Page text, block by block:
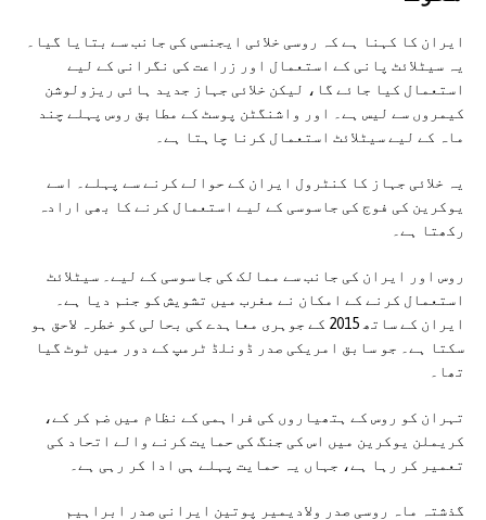
ایران کا کہنا ہے کہ روسی خلائی ایجنسی کی جانب سے بتایا گیا۔
یہ سیٹلائٹ پانی کے استعمال اور زراعت کی نگرانی کے لیے
استعمال کیا جائے گا، لیکن خلائی جہاز جدید ہائی ریزولوشن
کیمروں سے لیس ہے۔ اور واشنگٹن پوسٹ کے مطابق روس پہلے چند
ماہ کے لیے سیٹلائٹ استعمال کرنا چاہتا ہے۔
یہ خلائی جہاز کا کنٹرول ایران کے حوالے کرنے سے پہلے۔ اسے
یوکرین کی فوج کی جاسوسی کے لیے استعمال کرنے کا بھی ارادہ
رکھتا ہے۔
روس اور ایران کی جانب سے ممالک کی جاسوسی کے لیے۔ سیٹلائٹ
استعمال کرنے کے امکان نے مغرب میں تشویش کو جنم دیا ہے۔
ایران کے ساتھ 2015 کے جوہری معاہدے کی بحالی کو خطرہ لاحق ہو
سکتا ہے۔ جو سابق امریکی صدر ڈونلڈ ٹرمپ کے دور میں ٹوٹ گیا
تھا۔
تہران کو روس کے ہتھیاروں کی فراہمی کے نظام میں ضم کر کے،
کریملن یوکرین میں اس کی جنگ کی حمایت کرنے والے اتحاد کی
تعمیر کر رہا ہے، جہاں یہ حمایت پہلے ہی ادا کر رہی ہے۔
گذشتہ ماہ روسی صدر ولادیمیر پوتین ایرانی صدر ابراہیم